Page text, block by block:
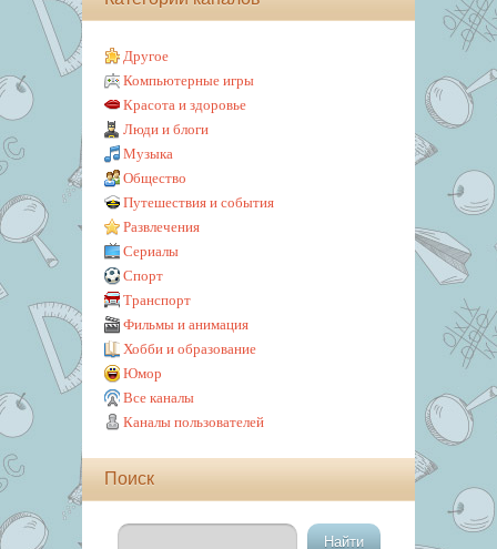
Другое
Компьютерные игры
Красота и здоровье
Люди и блоги
Музыка
Общество
Путешествия и события
Развлечения
Сериалы
Спорт
Транспорт
Фильмы и анимация
Хобби и образование
Юмор
Все каналы
Каналы пользователей
Поиск